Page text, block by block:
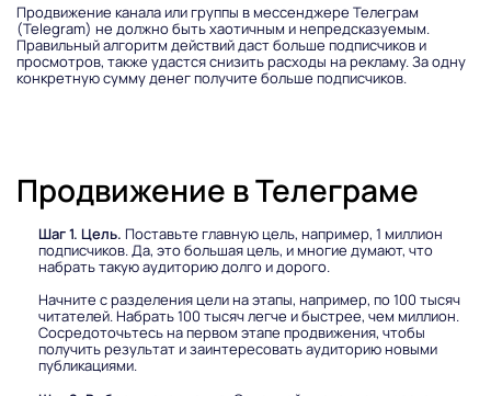
Продвижение канала или группы в мессенджере Телеграм
(Telegram) не должно быть хаотичным и непредсказуемым.
Правильный алгоритм действий даст больше подписчиков и
просмотров, также удастся снизить расходы на рекламу. За одну
конкретную сумму денег получите больше подписчиков.
Продвижение в Телеграме
Шаг 1. Цель. Поставьте главную цель, например, 1 миллион
подписчиков. Да, это большая цель, и многие думают, что
набрать такую аудиторию долго и дорого.
Начните с разделения цели на этапы, например, по 100 тысяч
читателей. Набрать 100 тысяч легче и быстрее, чем миллион.
Сосредоточьтесь на первом этапе продвижения, чтобы
получить результат и заинтересовать аудиторию новыми
публикациями.